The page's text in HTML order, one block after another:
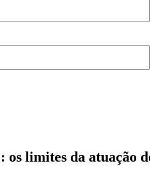
limites da atuação